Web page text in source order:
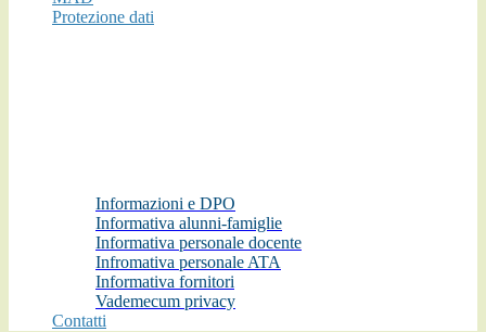
Protezione dati
Informazioni e DPO
Informativa alunni-famiglie
Informativa personale docente
Infromativa personale ATA
Informativa fornitori
Vademecum privacy
Contatti